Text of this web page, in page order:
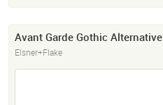
Avant Garde Gothic Alternative
Elsner+Flake